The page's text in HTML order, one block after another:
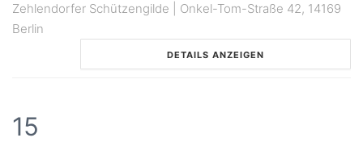
Zehlendorfer Schützengilde | Onkel-Tom-Straße 42, 14169
Berlin
DETAILS ANZEIGEN
15